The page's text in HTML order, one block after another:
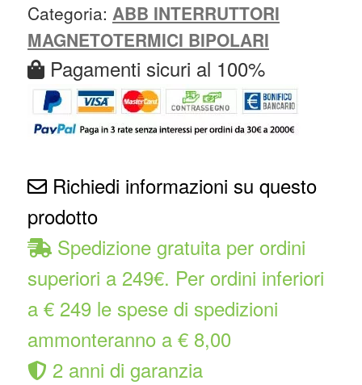
Categoria: ABB INTERRUTTORI
MAGNETOTERMICI BIPOLARI
Pagamenti sicuri al 100%
Richiedi informazioni su questo
prodotto
Spedizione gratuita per ordini
superiori a 249€. Per ordini inferiori
a € 249 le spese di spedizioni
ammonteranno a € 8,00
2 anni di garanzia